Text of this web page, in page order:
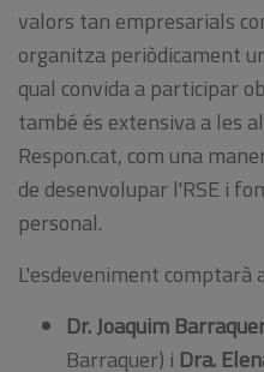
valors tan empresarials
organitza periòdicament
qual convida a participar
també és extensiva a les
Respon.cat, com una
de desenvolupar l'RSE i
personal.
L'esdeveniment comptarà
Dr.Joaquim
Barraquer) i Dra.